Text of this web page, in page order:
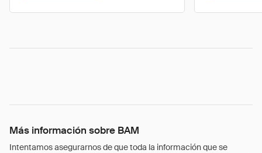
Más información sobre BAM
Intentamos asegurarnos de que toda la información que se